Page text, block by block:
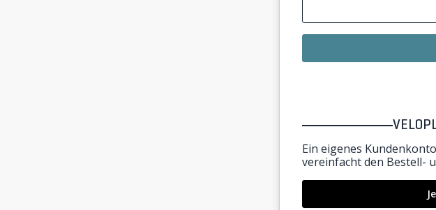
Ein eigenes
vereinfacht den Bestell-